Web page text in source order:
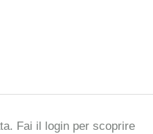
Fai il login per scoprire